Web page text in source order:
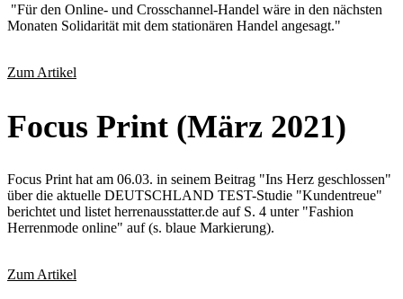
"Für den Online- und Crosschannel-Handel wäre in den nächsten
Monaten Solidarität mit dem stationären Handel angesagt."
Zum Artikel
Focus Print (März 2021)
Focus Print hat am 06.03. in seinem Beitrag "Ins Herz geschlossen"
über die aktuelle DEUTSCHLAND TEST-Studie "Kundentreue"
berichtet und listet herrenausstatter.de auf S. 4 unter "Fashion
Herrenmode online" auf (s. blaue Markierung).
Zum Artikel